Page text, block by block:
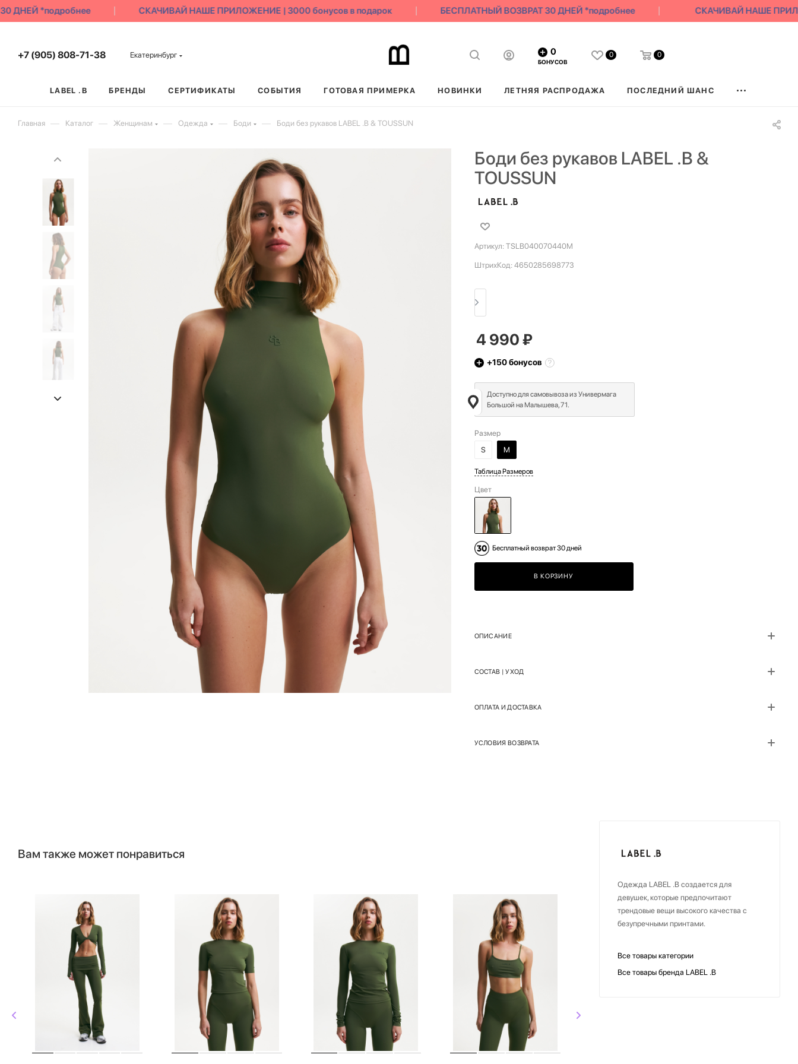
*подробнее СКАЧИВАЙ НАШЕ ПРИЛОЖЕНИЕ | 3000 бонусов в подарок БЕСПЛАТНЫЙ ВОЗВРАТ 30 ДНЕЙ *подробнее СКАЧИВАЙ НАШЕ
+7 (905) 808-71-38 Екатеринбург 0
БОНУСОВ
0 0
LABEL .B БРЕНДЫ СЕРТИФИКАТЫ СОБЫТИЯ ГОТОВАЯ ПРИМЕРКА НОВИНКИ ЛЕТНЯЯ РАСПРОДАЖА ПОСЛЕДНИЙ ШАНС
Главная — Каталог — Женщинам — Одежда — Боди — Боди без рукавов LABEL .B & TOUSSUN
Боди без рукавов LABEL .B &
TOUSSUN
Артикул: TSLB040070440М
ШтрихКод: 4650285698773
4 990₽
+150бонусов
Доступно для самовывоза из Универмага
Большой на Малышева, 71.
Размер
S
M
Таблица Размеров
Цвет
Бесплатный возврат 30 дней
В КОРЗИНУ
ОПИСАНИЕ
СОСТАВ | УХОД
ОПЛАТА И ДОСТАВКА
УСЛОВИЯ ВОЗВРАТА
Вам также может понравиться
Одежда LABEL .B создается для
девушек, которые предпочитают
трендовые вещи высокого качества с
безупречными принтами.
Все товары категории
Все товары бренда LABEL .B